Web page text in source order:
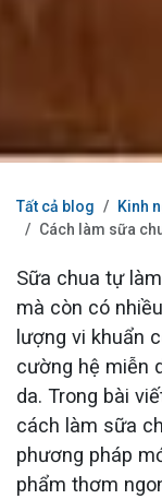
Tất cả blog
Kinh
Cách làm sữa
Sữa chua tự
mà còn có
lượng vi khuẩn
cường hệ miễn
da. Trong bài
cách làm sữa
phương pháp
phẩm thơm